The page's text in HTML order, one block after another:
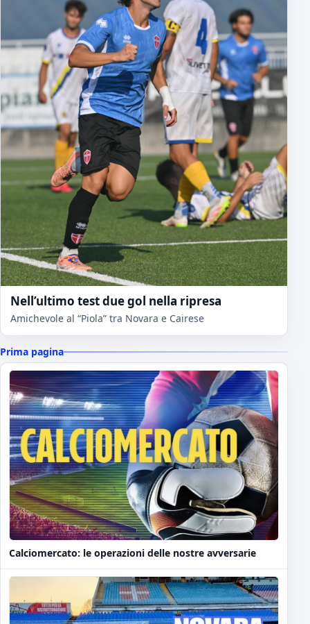
Nell’ultimo test due gol nella ripresa
Amichevole al “Piola” tra Novara e Cairese
Prima pagina
Calciomercato: le operazioni delle nostre avversarie